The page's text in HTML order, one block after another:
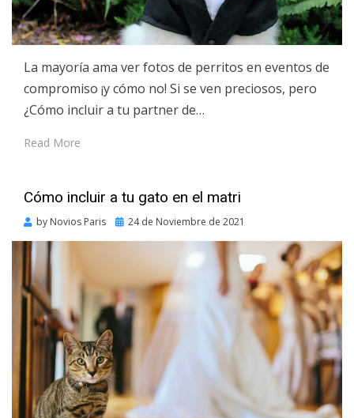
La mayoría ama ver fotos de perritos en eventos de
compromiso ¡y cómo no! Si se ven preciosos, pero
¿Cómo incluir a tu partner de…
Read More
Cómo incluir a tu gato en el matri
by Novios Paris
Posted
24 de Noviembre de 2021